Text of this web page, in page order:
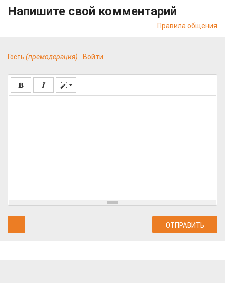
Напишите свой комментарий
Правила общения
Гость (премодерация) Войти